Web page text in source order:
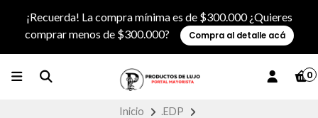
¡Recuerda! La compra mínima es de $300.000 ¿Quieres
comprar menos de $300.000?
Compra al detalle acá
0
Inicio
.EDP